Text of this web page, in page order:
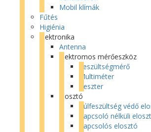
Mobil klímák
Fűtés
Higiénia
Elektronika
Antenna
Elektromos mérőeszköz
Feszültségmérő
Multiméter
Teszter
Elosztó
Túlfeszültség védő
Kapcsoló nélküli
Kapcsolós elosztó